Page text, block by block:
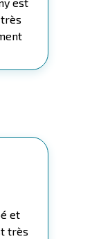
est
et
très